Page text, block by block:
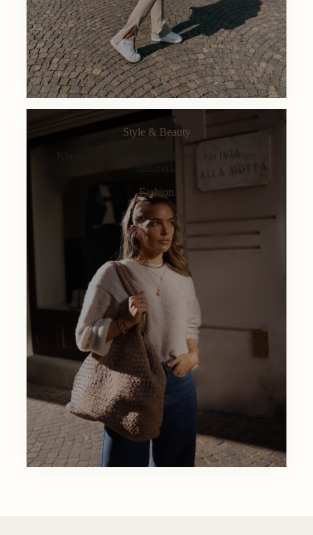
Style & Beauty
Klassisch, alltagstauglich, immer ein bisschen
Italianità.
Fashion